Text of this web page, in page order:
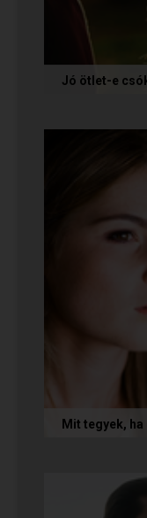
Jó ötlet-e
az azt jelenti,
Mit tegyek,